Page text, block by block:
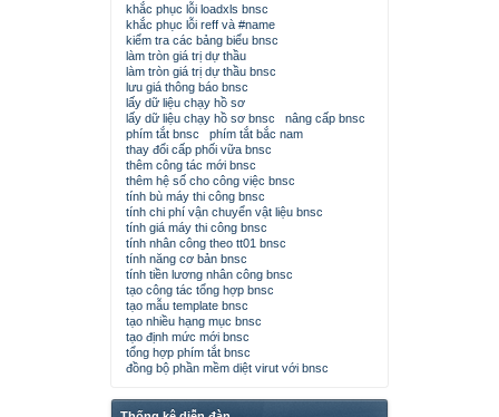
khắc phục lỗi loadxls bnsc
khắc phục lỗi reff và #name
kiểm tra các bảng biểu bnsc
làm tròn giá trị dự thầu
làm tròn giá trị dự thầu bnsc
lưu giá thông báo bnsc
lấy dữ liệu chạy hồ sơ
lấy dữ liệu chạy hồ sơ bnsc
nâng cấp bnsc
phím tắt bnsc
phím tắt bắc nam
thay đổi cấp phối vữa bnsc
thêm công tác mới bnsc
thêm hệ số cho công việc bnsc
tính bù máy thi công bnsc
tính chi phí vận chuyển vật liệu bnsc
tính giá máy thi công bnsc
tính nhân công theo tt01 bnsc
tính năng cơ bản bnsc
tính tiền lương nhân công bnsc
tạo công tác tổng hợp bnsc
tạo mẫu template bnsc
tạo nhiều hạng mục bnsc
tạo định mức mới bnsc
tổng hợp phím tắt bnsc
đồng bộ phần mềm diệt virut với bnsc